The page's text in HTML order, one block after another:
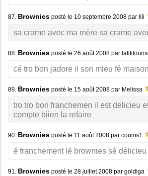
87. Brownies posté le 10 septembre 2008 par lili
sa crame avec ma mère sa crame
88. Brownies posté le 26 août 2008 par
cé tro bon jadore il son mieu fé
89. Brownies posté le 15 août 2008 par Melissa
tro tro bon franchemen il est delicieu
compte biien la refaire
90. Brownies posté le 11 août 2008 par coums1
é franchement lé brownies sé
91. Brownies posté le 28 juillet 2008 par goldiga